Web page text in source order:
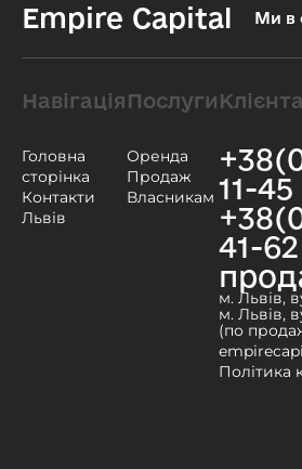
Empire Capital Ми в
Навігація
Головна
сторінка
Контакти
Львів
Послуги
Оренда
Продаж
Власникам 11-45
41-
м. Львів,
м. Львів,
(по
Політика